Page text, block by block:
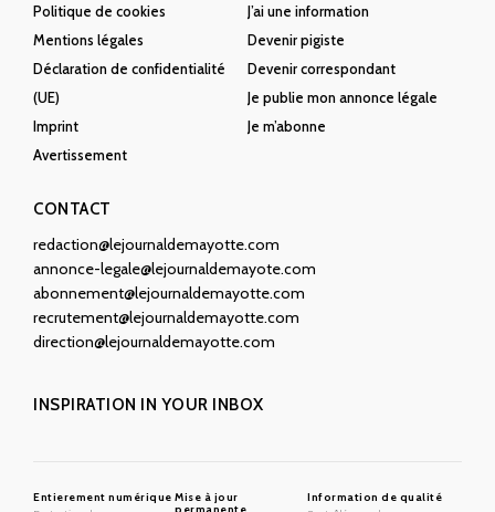
Politique de cookies
Mentions légales
Déclaration de confidentialité
(UE)
Imprint
Avertissement
J’ai une information
Devenir pigiste
Devenir correspondant
Je publie mon annonce légale
Je m’abonne
CONTACT
redaction@lejournaldemayotte.com
annonce-legale@lejournaldemayote.com
abonnement@lejournaldemayotte.com
recrutement@lejournaldemayotte.com
direction@lejournaldemayotte.com
INSPIRATION IN YOUR INBOX
Entierement numérique Mise à jour
Information de qualité